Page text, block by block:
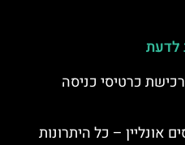
לדעת
כרטיסי כניסה
אונליין – כל היתרונות